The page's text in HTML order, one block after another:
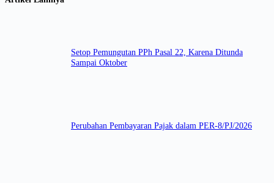
Setop Pemungutan PPh Pasal 22, Karena Ditunda
Sampai Oktober
Perubahan Pembayaran Pajak dalam PER-8/PJ/2026